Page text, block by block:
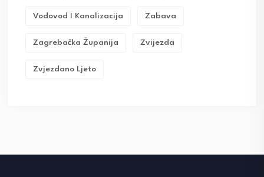
Vodovod I Kanalizacija Zabava
Zagrebačka Županija Zvijezda
Zvjezdano Ljeto